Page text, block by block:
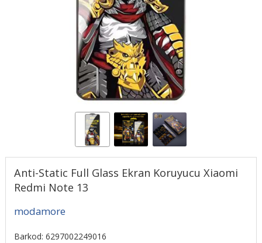
Anti-Static Full Glass Ekran Koruyucu Xiaomi
Redmi Note 13
modamore
Barkod: 6297002249016